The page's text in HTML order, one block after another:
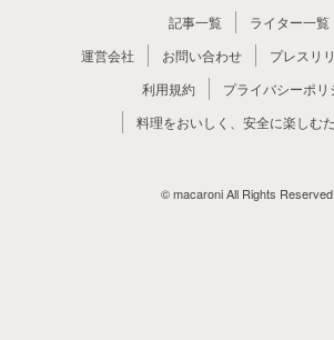
記事一覧
ライター一覧
運営会社
お問い合わせ
プレスリ
利用規約
プライバシーポリ
料理をおいしく、安全に楽しむ
© macaroni All Rights Reserved.